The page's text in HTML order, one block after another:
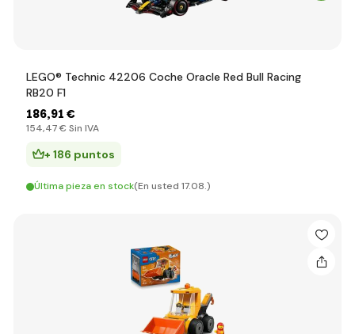
LEGO® Technic 42206 Coche Oracle Red Bull Racing
RB20 F1
186,91 €
154,47 € Sin IVA
+ 186 puntos
Última pieza en stock(En usted 17.08.)